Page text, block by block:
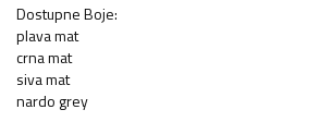
Dostupne Boje:
plava mat
crna mat
siva mat
nardo grey